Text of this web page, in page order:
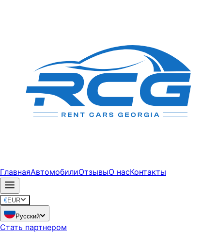
ГлавнаяАвтомобилиОтзывыО насКонтакты
€EUR
Русский
Стать партнером